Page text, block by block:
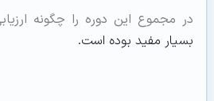
در مجموع این دوره را چگونه
بسیار مفید بوده است.